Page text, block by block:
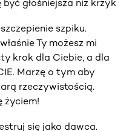
głośniejsza niż krzyk
szpiku.
Ty możesz mi
krok dla Ciebie, a dla
Marzę o tym aby
rzeczywistością.
życiem!
się jako dawca.